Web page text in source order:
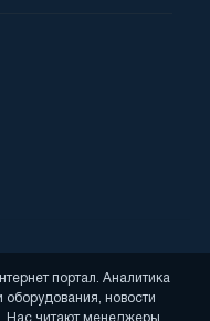
портал. Аналитика
оборудования, новости
Нас читают менеджеры